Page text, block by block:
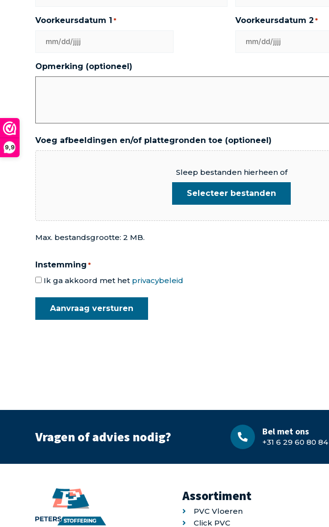
9,9
Voorkeursdatum 1 * Voorkeursdatum 2 *
Opmerking (optioneel)
Voeg afbeeldingen en/of plattegronden toe (optioneel)
Sleep bestanden hierheen of
Selecteer bestanden
Max. bestandsgrootte: 2 MB.
Instemming *
Ik ga akkoord met het privacybeleid
Vragen of advies nodig? Bel met ons
+31 6 29 60 80 84
Assortiment
PVC Vloeren
Click PVC